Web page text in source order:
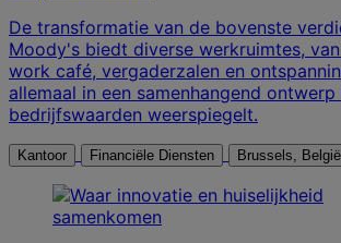
De transformatie van de bovenste
Moody's biedt diverse werkruimtes,
work café, vergaderzalen en
allemaal in een samenhangend
bedrijfswaarden weerspiegelt.
Kantoor Financiële Diensten Brussels, België